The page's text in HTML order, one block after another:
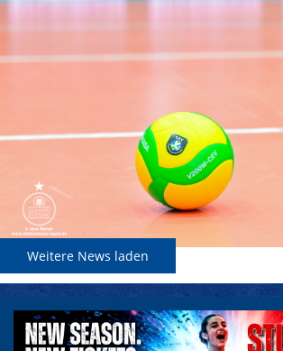
Weitere News laden